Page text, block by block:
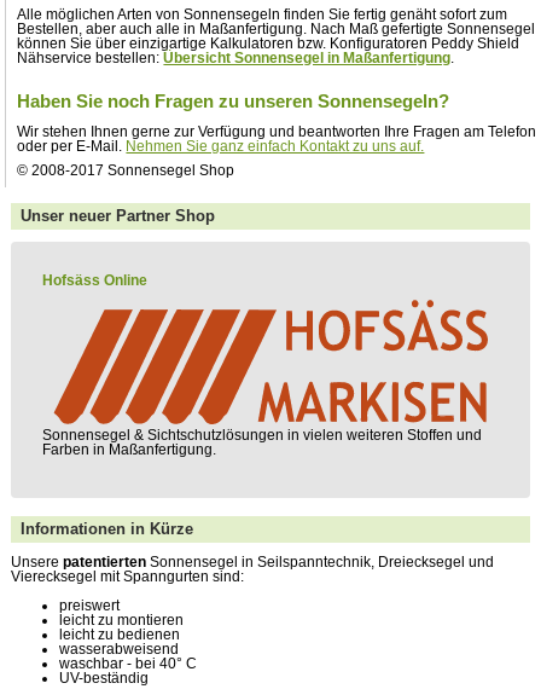
Alle möglichen Arten von Sonnensegeln finden Sie fertig genäht sofort zum
Bestellen, aber auch alle in Maßanfertigung. Nach Maß gefertigte Sonnensegel
können Sie über einzigartige Kalkulatoren bzw. Konfiguratoren Peddy Shield
Nähservice bestellen:Übersicht Sonnensegel in Maßanfertigung
Haben Sie noch Fragen zu unseren Sonnensegeln?
Wir stehen Ihnen gerne zur Verfügung und beantworten Ihre Fragen am Telefon
oder per E-Mail. Nehmen Sie ganz einfach Kontakt zu uns auf.
© 2008-2017 Sonnensegel Shop
Unser neuer Partner Shop
Hofsäss Online
Sonnensegel & Sichtschutz­lösungen in vielen weiteren Stoffen und
Farben in Maßanfertigung.
Informationen in Kürze
Unsere patentiertenSonnensegel in Seilspanntechnik, Dreiecksegel und
Vierecksegel mit Spanngurten sind:
preiswert
leicht zu montieren
leicht zu bedienen
wasserabweisend
waschbar - bei 40° C
UV-beständig